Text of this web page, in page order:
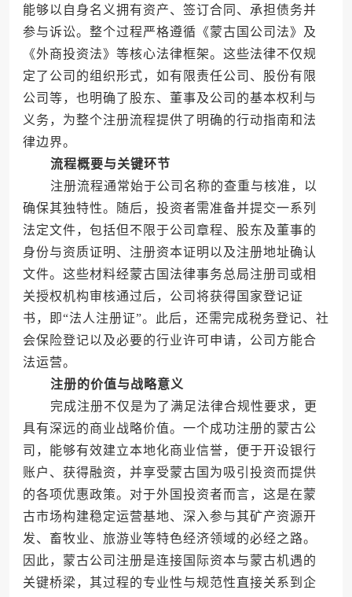
能够以自身名义拥有资产、签订合同、承担债务并
参与诉讼。整个过程严格遵循《蒙古国公司法》及
《外商投资法》等核心法律框架。这些法律不仅规
定了公司的组织形式，如有限责任公司、股份有限
公司等，也明确了股东、董事及公司的基本权利与
义务，为整个注册流程提供了明确的行动指南和法
律边界。
流程概要与关键环节
注册流程通常始于公司名称的查重与核准，以
确保其独特性。随后，投资者需准备并提交一系列
法定文件，包括但不限于公司章程、股东及董事的
身份与资质证明、注册资本证明以及注册地址确认
文件。这些材料经蒙古国法律事务总局注册司或相
关授权机构审核通过后，公司将获得国家登记证
书，即“法人注册证”。此后，还需完成税务登记、社
会保险登记以及必要的行业许可申请，公司方能合
法运营。
注册的价值与战略意义
完成注册不仅是为了满足法律合规性要求，更
具有深远的商业战略价值。一个成功注册的蒙古公
司，能够有效建立本地化商业信誉，便于开设银行
账户、获得融资，并享受蒙古国为吸引投资而提供
的各项优惠政策。对于外国投资者而言，这是在蒙
古市场构建稳定运营基地、深入参与其矿产资源开
发、畜牧业、旅游业等特色经济领域的必经之路。
因此，蒙古公司注册是连接国际资本与蒙古机遇的
关键桥梁，其过程的专业性与规范性直接关系到企